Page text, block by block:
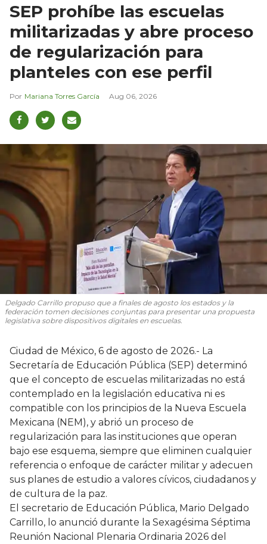
SEP prohíbe las escuelas
militarizadas y abre proceso
de regularización para
planteles con ese perfil
Mariana Torres García Aug 06, 2026
Delgado Carrillo propuso que a finales de agosto los estados y la
federación tomen decisiones conjuntas para presentar una propuesta
legislativa sobre dispositivos digitales en escuelas.
Ciudad de México, 6 de agosto de 2026.- La
Secretaría de Educación Pública (SEP) determinó
que el concepto de escuelas militarizadas no está
contemplado en la legislación educativa ni es
compatible con los principios de la Nueva Escuela
Mexicana (NEM), y abrió un proceso de
regularización para las instituciones que operan
bajo ese esquema, siempre que eliminen cualquier
referencia o enfoque de carácter militar y adecuen
sus planes de estudio a valores cívicos, ciudadanos y
de cultura de la paz.
El secretario de Educación Pública, Mario Delgado
Carrillo, lo anunció durante la Sexagésima Séptima
Reunión Nacional Plenaria Ordinaria 2026 del